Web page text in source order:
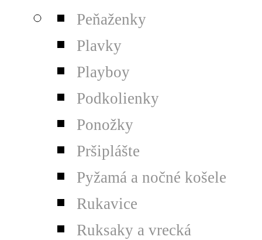
Peňaženky
Plavky
Playboy
Podkolienky
Ponožky
Pršiplášte
Pyžamá a nočné košele
Rukavice
Ruksaky a vrecká